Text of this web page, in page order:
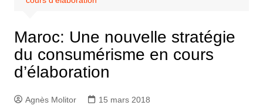
Maroc: Une nouvelle stratégie
du consumérisme en cours
d’élaboration
Agnès Molitor
15 mars 2018